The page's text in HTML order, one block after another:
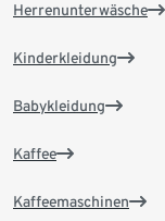
Herrenunterwäsche
Kinderkleidung
Babykleidung
Kaffee
Kaffeemaschinen